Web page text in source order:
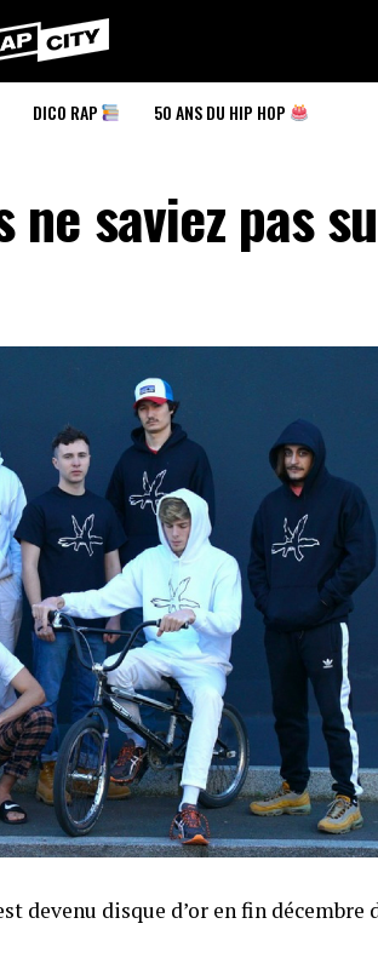
RapCity
DICO RAP 50 ANS DU HIP HOP
ne saviez pas
devenu disque d’or en fin décembre